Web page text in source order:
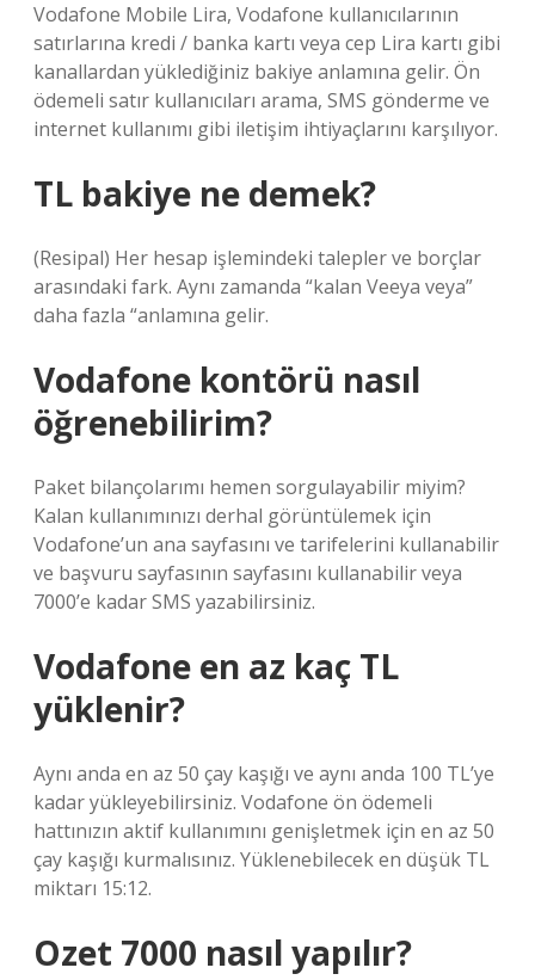
Vodafone Mobile Lira, Vodafone kullanıcılarının
satırlarına kredi / banka kartı veya cep Lira kartı gibi
kanallardan yüklediğiniz bakiye anlamına gelir. Ön
ödemeli satır kullanıcıları arama, SMS gönderme ve
internet kullanımı gibi iletişim ihtiyaçlarını karşılıyor.
TL bakiye ne demek?
(Resipal) Her hesap işlemindeki talepler ve borçlar
arasındaki fark. Aynı zamanda “kalan Veeya veya”
daha fazla “anlamına gelir.
Vodafone kontörü nasıl
öğrenebilirim?
Paket bilançolarımı hemen sorgulayabilir miyim?
Kalan kullanımınızı derhal görüntülemek için
Vodafone’un ana sayfasını ve tarifelerini kullanabilir
ve başvuru sayfasının sayfasını kullanabilir veya
7000’e kadar SMS yazabilirsiniz.
Vodafone en az kaç TL
yüklenir?
Aynı anda en az 50 çay kaşığı ve aynı anda 100 TL’ye
kadar yükleyebilirsiniz. Vodafone ön ödemeli
hattınızın aktif kullanımını genişletmek için en az 50
çay kaşığı kurmalısınız. Yüklenebilecek en düşük TL
miktarı 15:12.
Ozet 7000 nasıl yapılır?